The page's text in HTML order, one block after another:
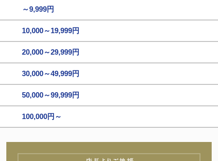
～9,999円
10,000～19,999円
20,000～29,999円
30,000～49,999円
50,000～99,999円
100,000円～